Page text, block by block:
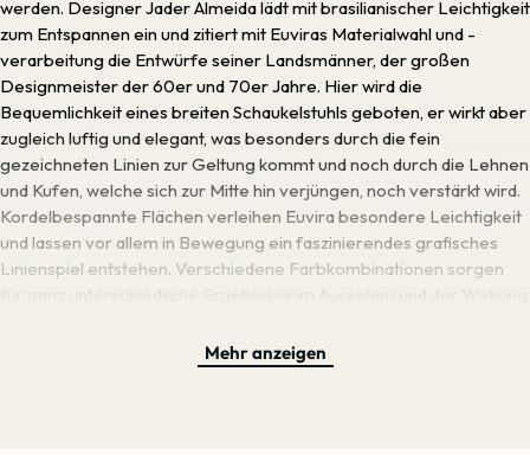
werden. Designer Jader Almeida lädt mit brasilianischer Leichtigkeit
zum Entspannen ein und zitiert mit Euviras Materialwahl und -
verarbeitung die Entwürfe seiner Landsmänner, der großen
Designmeister der 60er und 70er Jahre. Hier wird die
Bequemlichkeit eines breiten Schaukelstuhls geboten, er wirkt aber
zugleich luftig und elegant, was besonders durch die fein
gezeichneten Linien zur Geltung kommt und noch durch die Lehnen
und Kufen, welche sich zur Mitte hin verjüngen, noch verstärkt wird.
Kordelbespannte Flächen verleihen Euvira besondere Leichtigkeit
und lassen vor allem in Bewegung ein faszinierendes grafisches
Linienspiel entstehen. Verschiedene Farbkombinationen sorgen
zeugt am stärksten von der brasilianischen Herkunft des Designers,
helle Eiche mit hanffarbener Kordel lässt Euvira beinah wie einen
Mehr anzeigen